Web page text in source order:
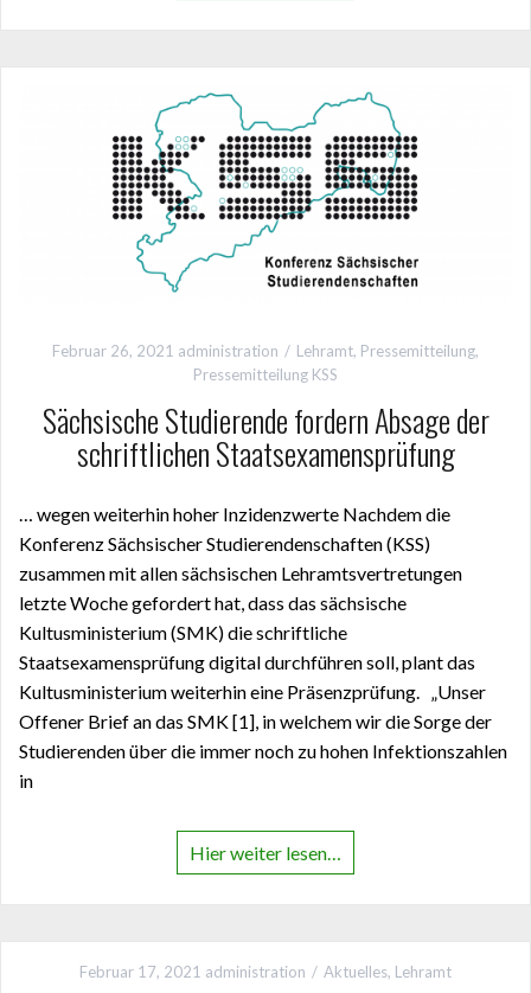
Februar 26, 2021 administration Lehramt, Pressemitteilung,
Pressemitteilung KSS
Sächsische Studierende fordern Absage der
schriftlichen Staatsexamensprüfung
… wegen weiterhin hoher Inzidenzwerte Nachdem die
Konferenz Sächsischer Studierendenschaften (KSS)
zusammen mit allen sächsischen Lehramtsvertretungen
letzte Woche gefordert hat, dass das sächsische
Kultusministerium (SMK) die schriftliche
Staatsexamensprüfung digital durchführen soll, plant das
Kultusministerium weiterhin eine Präsenzprüfung. „Unser
Offener Brief an das SMK [1], in welchem wir die Sorge der
Studierenden über die immer noch zu hohen Infektionszahlen
in
Hier weiter lesen…
Februar 17, 2021 administration Aktuelles, Lehramt